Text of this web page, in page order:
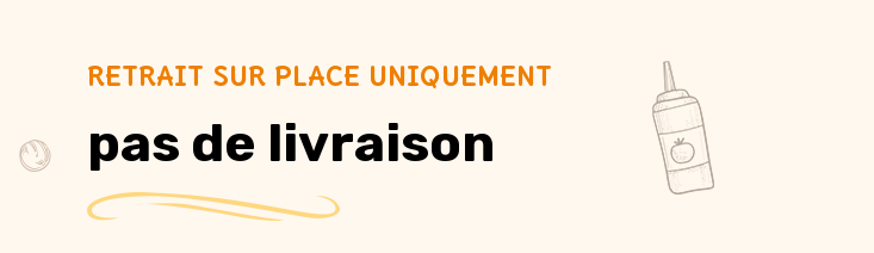
RETRAIT SUR PLACE UNIQUEMENT
pas de livraison